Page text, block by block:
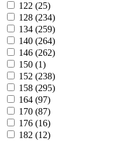
122 (25)
128 (234)
134 (259)
140 (264)
146 (262)
150 (1)
152 (238)
158 (295)
164 (97)
170 (87)
176 (16)
182 (12)